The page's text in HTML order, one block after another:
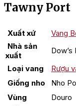
Tawny Port
Xuất xứ
Vang
Nhà sản
xuất
Dow’s
Loại vang
Rượu
Giống nho
Nho
Vùng
Douro